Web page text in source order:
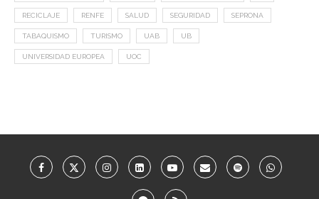
RECICLAJE RENFE SALUD SEGURIDAD SEPRONA
TABAQUISMO TURISMO UAB UB
UNIVERSIDAD EUROPEA UOC